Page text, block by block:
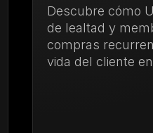
Descubre cómo
de lealtad y
compras
vida del cliente en un